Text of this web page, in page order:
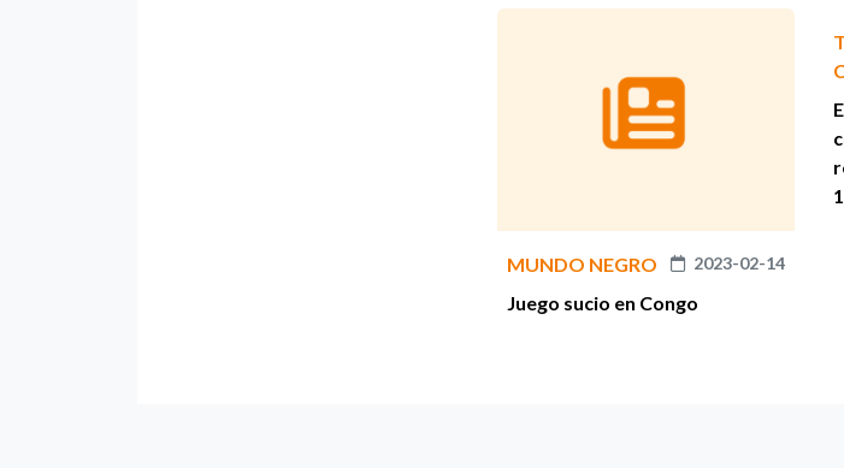
MUNDO NEGRO 2023-02-14
Juego sucio en Congo